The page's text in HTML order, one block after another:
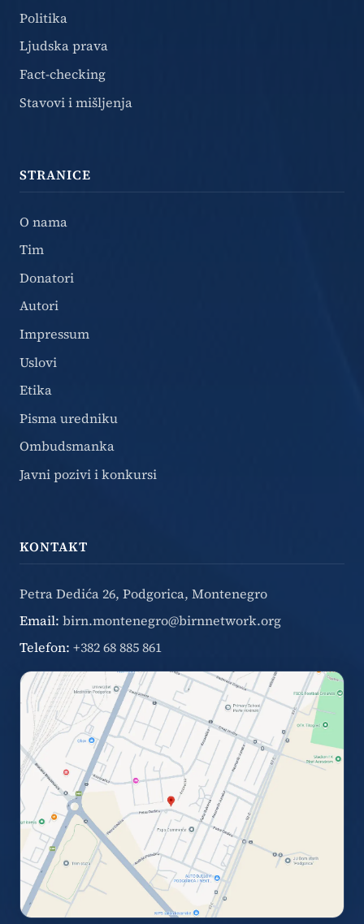
Politika
Ljudska prava
Fact-checking
Stavovi i mišljenja
STRANICE
O nama
Tim
Donatori
Autori
Impressum
Uslovi
Etika
Pisma uredniku
Ombudsmanka
Javni pozivi i konkursi
KONTAKT
Petra Dedića 26, Podgorica, Montenegro
Email: birn.montenegro@birnnetwork.org
Telefon: +382 68 885 861